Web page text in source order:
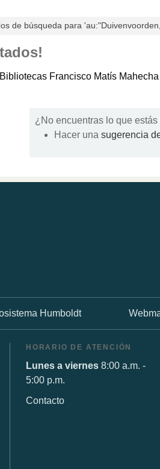
de búsqueda para
Francisco Matís
¿No encuentras lo que
Hacer una sugerencia
Humboldt
HORARIO DE ATENCIÓN
Lunes a viernes 8:00 a.m. -
5:00 p.m.
Contacto